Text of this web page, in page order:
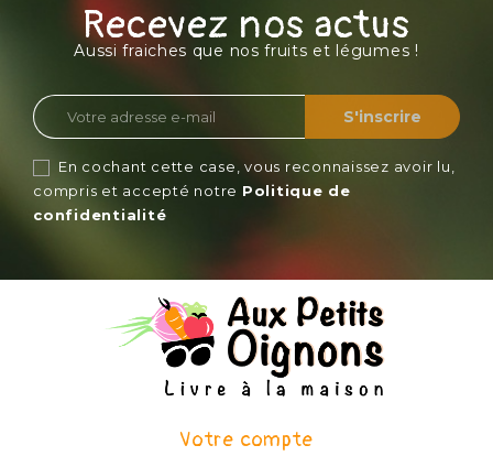
Recevez nos actus
Aussi fraiches que nos fruits et légumes !
En cochant cette case, vous reconnaissez avoir lu,
compris et accepté notre Politique de
confidentialité
Votre compte